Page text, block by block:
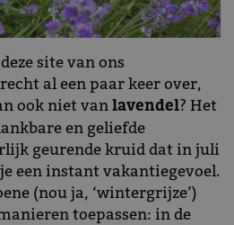
site van ons
al een paar keer over,
ook niet vanlavendel? Het
en geliefde
geurende kruid dat in juli
een instant vakantiegevoel.
(nou ja, ‘wintergrijze’)
toepassen: in de